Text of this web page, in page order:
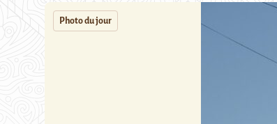
Photo du jour